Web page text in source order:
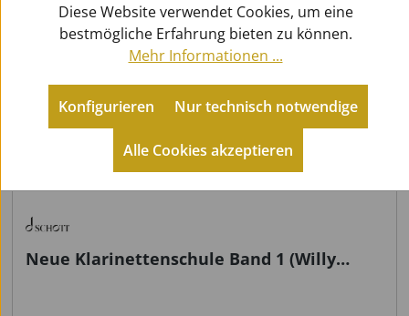
Neue Klarinettenschule Band 1 (Willy
Diese Website verwendet Cookies, um eine
bestmögliche Erfahrung bieten zu können.
Mehr Informationen ...
Konfigurieren
Alle Cookies akzeptieren
Nur technisch notwendige